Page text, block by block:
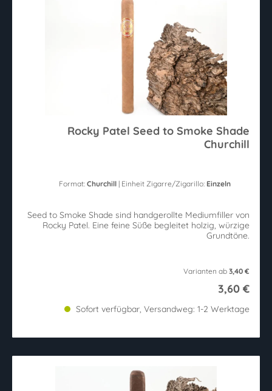
Rocky Patel Seed to Smoke Shade
Churchill
Format:Churchill | Einheit Zigarre/Zigarillo: Einzeln
Seed to Smoke Shade sind handgerollte Mediumfiller von
Rocky Patel. Eine feine Süße begleitet holzig, würzige
Grundtöne.
Varianten ab 3,40 €
3,60 €
Sofort verfügbar, Versandweg: 1-2 Werktage